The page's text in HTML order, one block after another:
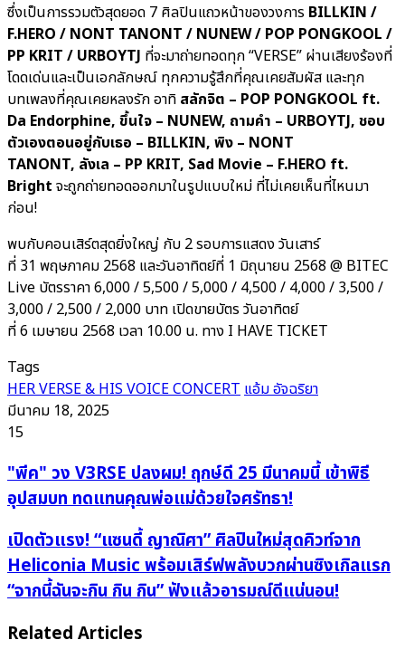
ซึ่งเป็นการรวมตัวสุดยอด 7 ศิลปินแถวหน้าของวงการ BILLKIN /
F.HERO / NONT TANONT / NUNEW / POP PONGKOOL /
PP KRIT / URBOYTJ ที่จะมาถ่ายทอดทุก “VERSE” ผ่านเสียงร้องที่
โดดเด่นและเป็นเอกลักษณ์ ทุกความรู้สึกที่คุณเคยสัมผัส และทุก
บทเพลงที่คุณเคยหลงรัก อาทิ สลักจิต – POP PONGKOOL ft.
Da Endorphine, ขึ้นใจ – NUNEW, ถามคำ – URBOYTJ, ชอบ
ตัวเองตอนอยู่กับเธอ – BILLKIN, พิง – NONT
TANONT, ลังเล – PP KRIT, Sad Movie – F.HERO ft.
Bright จะถูกถ่ายทอดออกมาในรูปแบบใหม่ ที่ไม่เคยเห็นที่ไหนมา
ก่อน!
พบกับคอนเสิร์ตสุดยิ่งใหญ่ กับ 2 รอบการแสดง วันเสาร์
ที่ 31 พฤษภาคม 2568 และวันอาทิตย์ที่ 1 มิถุนายน 2568 @ BITEC
Live บัตรราคา 6,000 / 5,500 / 5,000 / 4,500 / 4,000 / 3,500 /
3,000 / 2,500 / 2,000 บาท เปิดขายบัตร วันอาทิตย์
ที่ 6 เมษายน 2568 เวลา 10.00 น. ทาง I HAVE TICKET
Tags
HER VERSE & HIS VOICE CONCERTแอ้ม อัจฉริยา
มีนาคม 18, 2025
15
"พีค"
วง
V3RSE
ปลงผม!
ฤกษ์
ดี
25
มีนาคม
นี้
"พีค" วง V3RSE ปลงผม! ฤกษ์ดี 25 มีนาคมนี้ เข้าพิธี
อุปสมบท ทดแทนคุณพ่อแม่ด้วยใจศรัทธา!
เปิด
ตัว
แรง!
“แซน
ดี้
ญาณิ
เปิดตัวแรง! “แซนดี้ ญาณิศา” ศิลปินใหม่สุดคิวท์จาก
Heliconia Music พร้อมเสิร์ฟพลังบวกผ่านซิงเกิลแรก
“จากนี้ฉันจะกิน กิน กิน” ฟังแล้วอารมณ์ดีแน่นอน!
Related Articles